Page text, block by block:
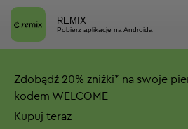
REMIX
Pobierz aplikację na Androida
Zdobądź 20% zniżki* na swoje
kodem WELCOME
Kupuj teraz